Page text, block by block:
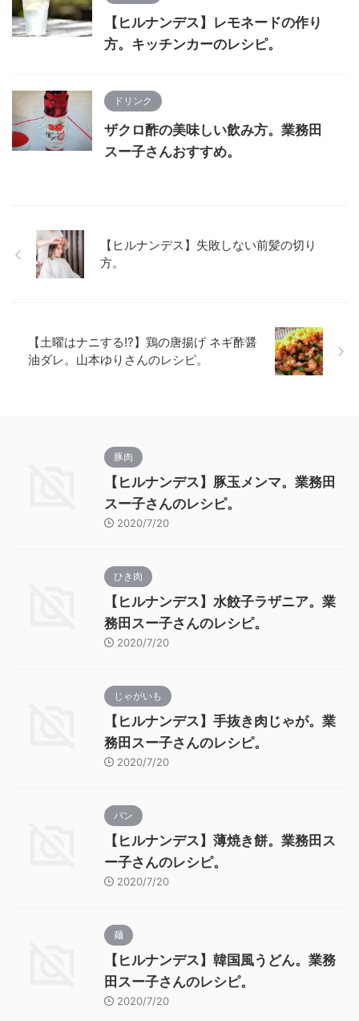
【ヒルナンデス】レモネードの作り
方。キッチンカーのレシピ。
ドリンク
ザクロ酢の美味しい飲み方。業務田
スー子さんおすすめ。
【ヒルナンデス】失敗しない前髪の切り
方。
【土曜はナニする!?】鶏の唐揚げ ネギ酢醤
油ダレ。山本ゆりさんのレシピ。
豚肉
【ヒルナンデス】豚玉メンマ。業務田
スー子さんのレシピ。
2020/7/20
ひき肉
【ヒルナンデス】水餃子ラザニア。業
務田スー子さんのレシピ。
2020/7/20
じゃがいも
【ヒルナンデス】手抜き肉じゃが。業
務田スー子さんのレシピ。
2020/7/20
パン
【ヒルナンデス】薄焼き餅。業務田ス
ー子さんのレシピ。
2020/7/20
麺
【ヒルナンデス】韓国風うどん。業務
田スー子さんのレシピ。
2020/7/20